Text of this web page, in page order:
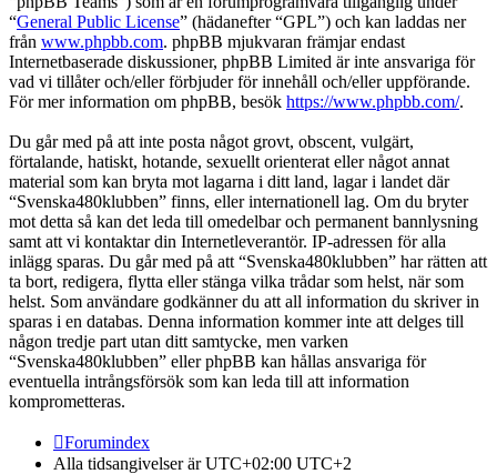
“General Public License” (hädanefter “GPL”) och kan laddas ner
från www.phpbb.com. phpBB mjukvaran främjar endast
Internetbaserade diskussioner, phpBB Limited är inte ansvariga för
vad vi tillåter och/eller förbjuder för innehåll och/eller uppförande.
För mer information om phpBB, besök https://www.phpbb.com/.
Du går med på att inte posta något grovt, obscent, vulgärt,
förtalande, hatiskt, hotande, sexuellt orienterat eller något annat
material som kan bryta mot lagarna i ditt land, lagar i landet där
“Svenska480klubben” finns, eller internationell lag. Om du bryter
mot detta så kan det leda till omedelbar och permanent bannlysning
samt att vi kontaktar din Internetleverantör. IP-adressen för alla
inlägg sparas. Du går med på att “Svenska480klubben” har rätten att
ta bort, redigera, flytta eller stänga vilka trådar som helst, när som
helst. Som användare godkänner du att all information du skriver in
sparas i en databas. Denna information kommer inte att delges till
någon tredje part utan ditt samtycke, men varken
“Svenska480klubben” eller phpBB kan hållas ansvariga för
eventuella intrångsförsök som kan leda till att information
komprometteras.
Forumindex
Alla tidsangivelser är UTC+02:00 UTC+2